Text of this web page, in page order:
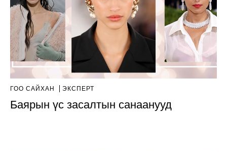
ГОО САЙХАН ЭКСПЕРТ
Баярын үс засалтын санаанууд